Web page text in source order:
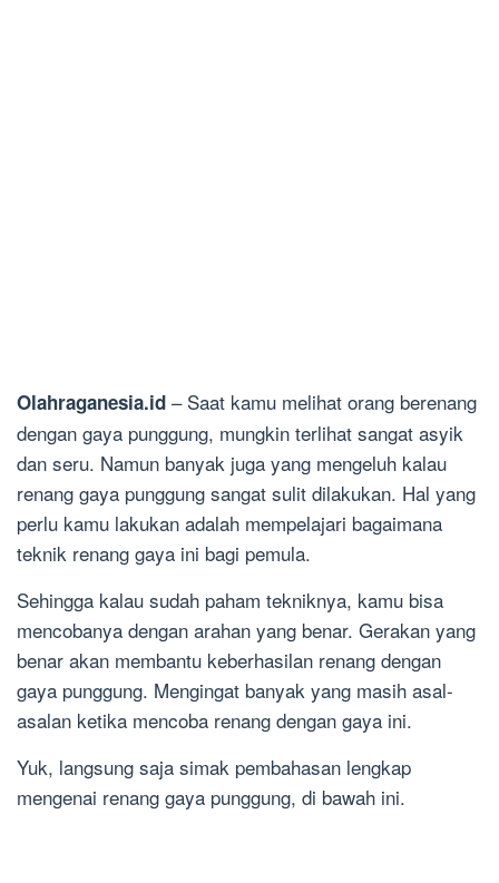
Olahraganesia.id – Saat kamu melihat orang berenang
dengan gaya punggung, mungkin terlihat sangat asyik
dan seru. Namun banyak juga yang mengeluh kalau
renang gaya punggung sangat sulit dilakukan. Hal yang
perlu kamu lakukan adalah mempelajari bagaimana
teknik renang gaya ini bagi pemula.
Sehingga kalau sudah paham tekniknya, kamu bisa
mencobanya dengan arahan yang benar. Gerakan yang
benar akan membantu keberhasilan renang dengan
gaya punggung. Mengingat banyak yang masih asal-
asalan ketika mencoba renang dengan gaya ini.
Yuk, langsung saja simak pembahasan lengkap
mengenai renang gaya punggung, di bawah ini.